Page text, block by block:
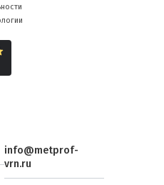
info@metprof-
vrn.ru